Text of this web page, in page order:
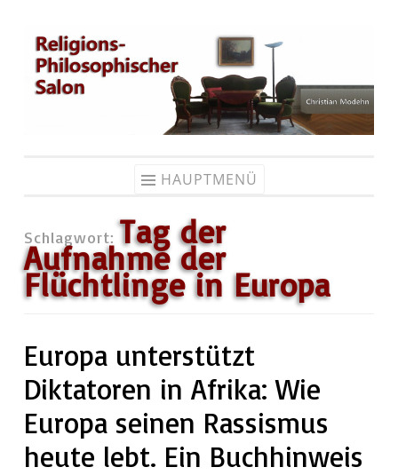
Zum
Inhalt
springen
HAUPTMENÜ
Schlagwort: Tag der
Aufnahme der
Flüchtlinge in Europa
Europa unterstützt
Diktatoren in Afrika: Wie
Europa seinen Rassismus
heute lebt. Ein Buchhinweis